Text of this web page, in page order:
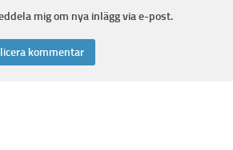
mig om nya inlägg via e-post.